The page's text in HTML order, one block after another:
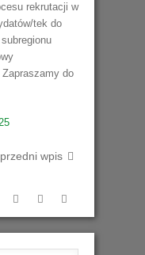
rekrutacji w
tek do
Zapraszamy do
wpis